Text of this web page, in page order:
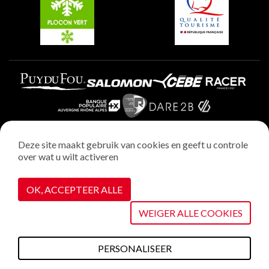
Plagne Aime 2000
Wettelijke vermeldingen
Privacybeleid
Realisatie : StudioJuillet
Cookiebeheer
Deze site maakt gebruik van cookies en geeft u controle
over wat u wilt activeren
OK, ACCEPTEER ALLE
WEIGER ALLE COOKIES
PERSONALISEER